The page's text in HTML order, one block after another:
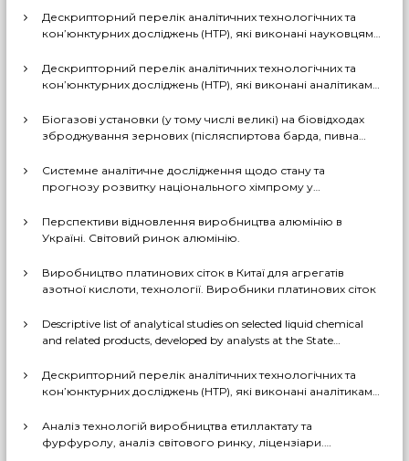
Дескрипторний перелік аналітичних технологічних та
кон’юнктурних досліджень (НТР), які виконані науковцями
Дескрипторний перелік аналітичних технологічних та
кон’юнктурних досліджень (НТР), які виконані аналітиками
Біогазові установки (у тому числі великі) на біовідходах
зброджування зернових (післяспиртова барда, пивна
рішення, комерціалізовані технології, комбіновані схеми
з отриманням проміжних і товарних продуктів (очищений
добрива тощо). Перспективи комерційного
впровадження цих технологій в Україні
Системне аналітичне дослідження щодо стану та
прогнозу розвитку національного хімпрому у
декількома можливими сценаріями
Перспективи відновлення виробництва алюмінію в
Україні. Світовий ринок алюмінію.
Виробництво платинових сіток в Китаї для агрегатів
азотної кислоти, технології. Виробники платинових сіток
Descriptive list of analytical studies on selected liquid chemical
and related products, developed by analysts at the State
Economic Information in the Chemical Industry» in 2023-2025
(EN version)
Дескрипторний перелік аналітичних технологічних та
кон’юнктурних досліджень (НТР), які виконані аналітиками
Аналіз технологій виробництва етиллактату та
фурфуролу, аналіз світового ринку, ліцензіари.